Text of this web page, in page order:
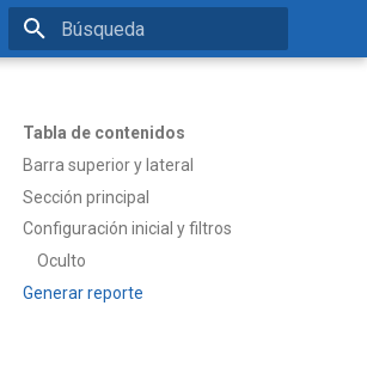
Tabla de contenidos
Barra superior y lateral
Sección principal
Configuración inicial y filtros
Oculto
Generar reporte